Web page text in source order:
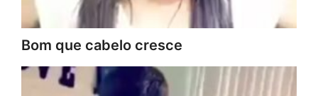
Bom que cabelo cresce